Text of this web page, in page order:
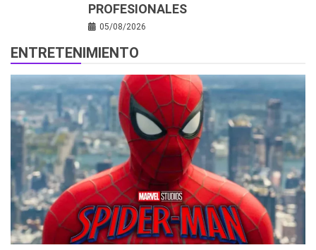
PROFESIONALES
05/08/2026
ENTRETENIMIENTO